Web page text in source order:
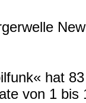
hat
von 1 bis